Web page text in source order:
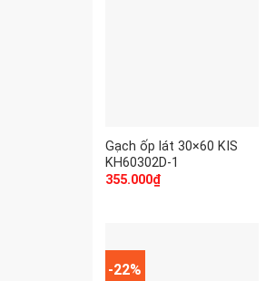
Gạch ốp lát 30×60 KIS
KH60302D-1
355.000₫
-22%